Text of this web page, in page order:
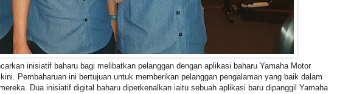
inisiatif baharu bagi melibatkan pelanggan dengan aplikasi baharu Yamaha Motor
Pembaharuan ini bertujuan untuk memberikan pelanggan pengalaman yang baik dalam
Dua inisiatif digital baharu diperkenalkan iaitu sebuah aplikasi baru dipanggil Yamaha